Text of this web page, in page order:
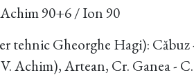
90+6 / Ion 90
tehnic Gheorghe Hagi):
Achim), Artean, Cr. Ganea -